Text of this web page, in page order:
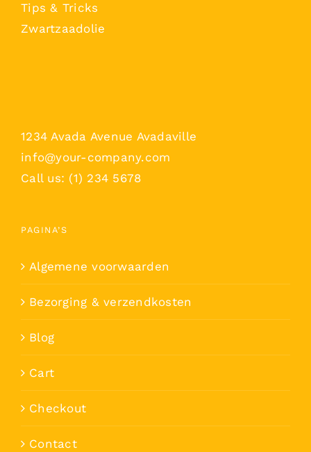
Tips & Tricks
Zwartzaadolie
1234 Avada Avenue Avadaville
info@your-company.com
Call us: (1) 234 5678
PAGINA’S
Algemene voorwaarden
Bezorging & verzendkosten
Blog
Cart
Checkout
Contact